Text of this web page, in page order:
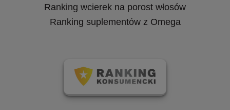
Ranking wcierek na porost włosów
Ranking suplementów z Omega